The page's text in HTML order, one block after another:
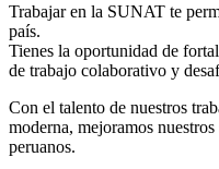
Trabajar en la SUNAT te
país.
Tienes la oportunidad de
de trabajo colaborativo y
Con el talento de nuestros
moderna, mejoramos
peruanos.